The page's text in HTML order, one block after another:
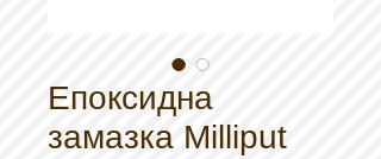
Епоксидна
замазка Milliput